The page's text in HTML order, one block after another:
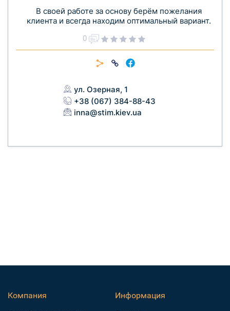
В своей работе за основу берём пожелания
клиента и всегда находим оптимальный вариант.
0
ул. Озерная, 1
+38 (067) 384-88-43
inna@stim.kiev.ua
Компания Информация